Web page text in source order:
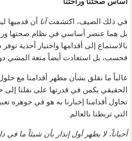
في ذلك الصيف، اكتشفتآنا
أن قدميها
بل هما عنصر أساسي في نظام صحتها
بالاستماع إلى أقدامها واختيار أحذية
فحسب، بل استعادت أيضاً متعة المشي
غالباً ما نقلق بشأن مظهر أقدامنا مع
الحقيقي يكمن في قدرتها على نقلنا إلى
تحاول أقدامنا إخبارنا به هو في جوهره
التي تربطنا بالعالم.
أحياناً، لا يظهر أول إنذار بأن شيئاً ما